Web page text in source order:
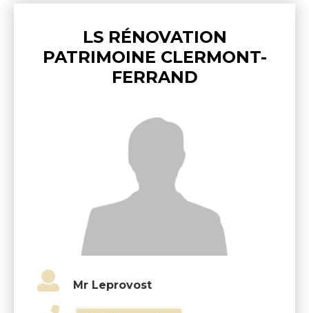
LS RÉNOVATION
PATRIMOINE CLERMONT-
FERRAND
Mr Leprovost